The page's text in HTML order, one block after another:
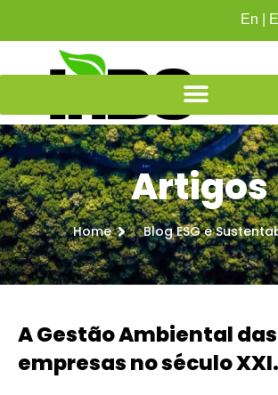
En
Artigos
Home Blog ESG e
A Gestão Ambiental das
empresas no século XXI.